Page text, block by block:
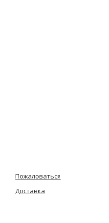
Пожаловаться
Доставка